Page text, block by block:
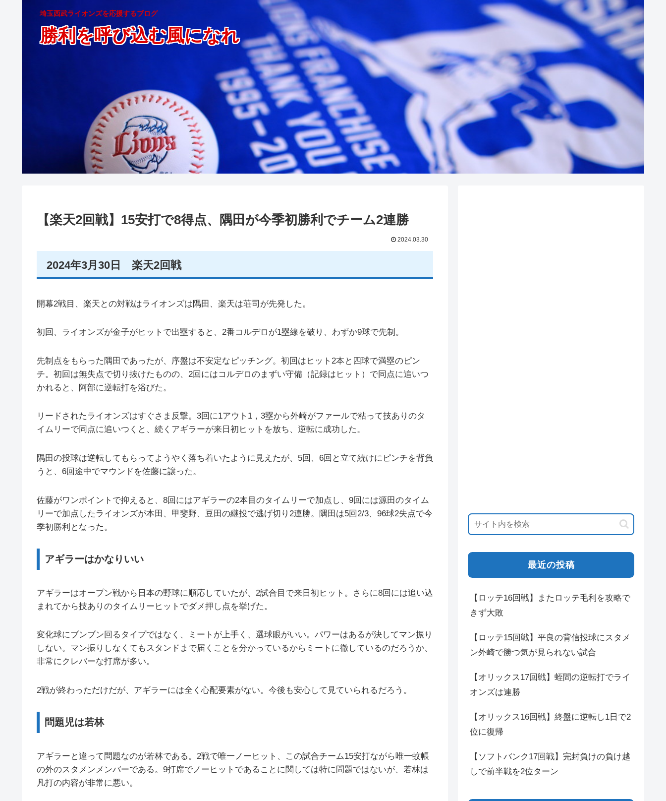
埼玉西武ライオンズを応援するブログ
勝利を呼び込む風になれ
【楽天2回戦】15安打で8得点、隅田が今季初勝利でチーム2連勝
2024.03.30
2024年3月30日 楽天2回戦
開幕2戦目、楽天との対戦はライオンズは隅田、楽天は荘司が先発した。
初回、ライオンズが金子がヒットで出塁すると、2番コルデロが1塁線を破り、わずか9球で先制。
先制点をもらった隅田であったが、序盤は不安定なピッチング。初回はヒット2本と四球で満塁のピン
チ。初回は無失点で切り抜けたものの、2回にはコルデロのまずい守備（記録はヒット）で同点に追いつ
かれると、阿部に逆転打を浴びた。
リードされたライオンズはすぐさま反撃。3回に1アウト1，3塁から外崎がファールで粘って技ありのタ
イムリーで同点に追いつくと、続くアギラーが来日初ヒットを放ち、逆転に成功した。
隅田の投球は逆転してもらってようやく落ち着いたように見えたが、5回、6回と立て続けにピンチを背負
うと、6回途中でマウンドを佐藤に譲った。
佐藤がワンポイントで抑えると、8回にはアギラーの2本目のタイムリーで加点し、9回には源田のタイム
リーで加点したライオンズが本田、甲斐野、豆田の継投で逃げ切り2連勝。隅田は5回2/3、96球2失点で今
季初勝利となった。
アギラーはかなりいい
アギラーはオープン戦から日本の野球に順応していたが、2試合目で来日初ヒット。さらに8回には追い込
まれてから技ありのタイムリーヒットでダメ押し点を挙げた。
変化球にブンブン回るタイプではなく、ミートが上手く、選球眼がいい。パワーはあるが決してマン振り
しない。マン振りしなくてもスタンドまで届くことを分かっているからミートに徹しているのだろうか、
非常にクレバーな打席が多い。
2戦が終わっただけだが、アギラーには全く心配要素がない。今後も安心して見ていられるだろう。
問題児は若林
アギラーと違って問題なのが若林である。2戦で唯一ノーヒット、この試合チーム15安打ながら唯一蚊帳
の外のスタメンメンバーである。9打席でノーヒットであることに関しては特に問題ではないが、若林は
凡打の内容が非常に悪い。
最近の投稿
【ロッテ16回戦】またロッテ毛利を攻略で
きず大敗
【ロッテ15回戦】平良の背信投球にスタメ
ン外崎で勝つ気が見られない試合
【オリックス17回戦】蛭間の逆転打でライ
オンズは連勝
【オリックス16回戦】終盤に逆転し1日で2
位に復帰
【ソフトバンク17回戦】完封負けの負け越
しで前半戦を2位ターン